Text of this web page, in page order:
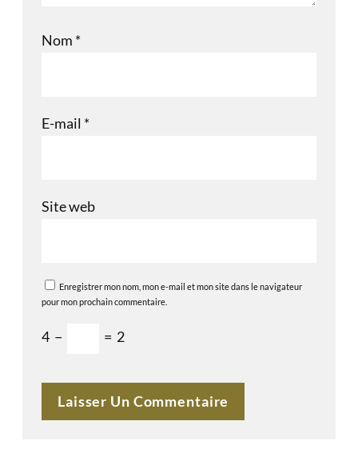
Nom *
E-mail *
Site web
Enregistrer mon nom, mon e-mail et mon site dans le navigateur
pour mon prochain commentaire.
4 − = 2